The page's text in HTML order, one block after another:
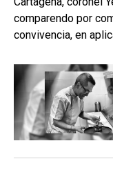
comparendo por
convivencia, en